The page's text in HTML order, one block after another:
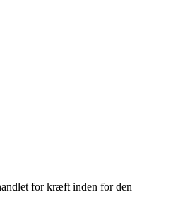
for kræft inden for den